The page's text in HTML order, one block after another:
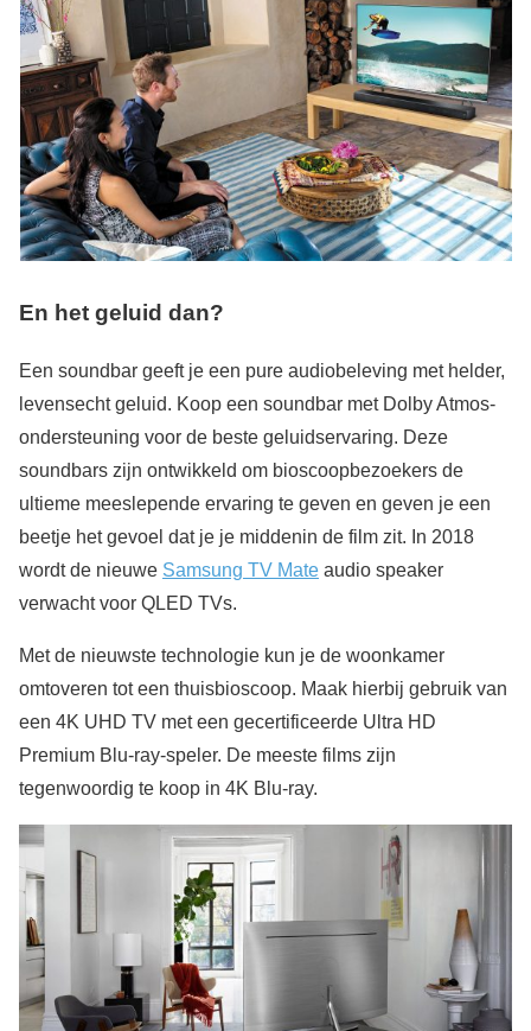
En het geluid dan?
Een soundbar geeft je een pure audiobeleving met helder,
levensecht geluid. Koop een soundbar met Dolby Atmos-
ondersteuning voor de beste geluidservaring. Deze
soundbars zijn ontwikkeld om bioscoopbezoekers de
ultieme meeslepende ervaring te geven en geven je een
beetje het gevoel dat je je middenin de film zit. In 2018
wordt de nieuwe Samsung TV Mate audio speaker
verwacht voor QLED TVs.
Met de nieuwste technologie kun je de woonkamer
omtoveren tot een thuisbioscoop. Maak hierbij gebruik van
een 4K UHD TV met een gecertificeerde Ultra HD
Premium Blu-ray-speler. De meeste films zijn
tegenwoordig te koop in 4K Blu-ray.